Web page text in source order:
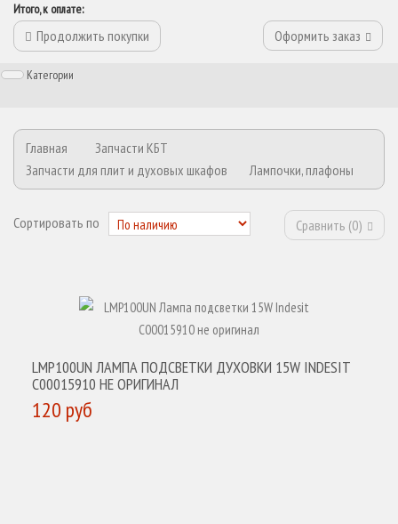
Итого, к оплате:
Продолжить покупки Оформить заказ
Категории
Главная
Запчасти КБТ
Запчасти для плит и духовых шкафов
Лампочки, плафоны
Сортировать по Сравнить (0)
LMP100UN ЛАМПА ПОДСВЕТКИ ДУХОВКИ 15W INDESIT
C00015910 НЕ ОРИГИНАЛ
120 руб